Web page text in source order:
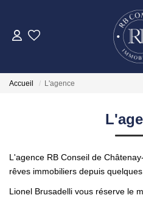
Accueil L'agence
L'agence RB Conseil de
rêves immobiliers depuis
Lionel Brusadelli vous réserve le